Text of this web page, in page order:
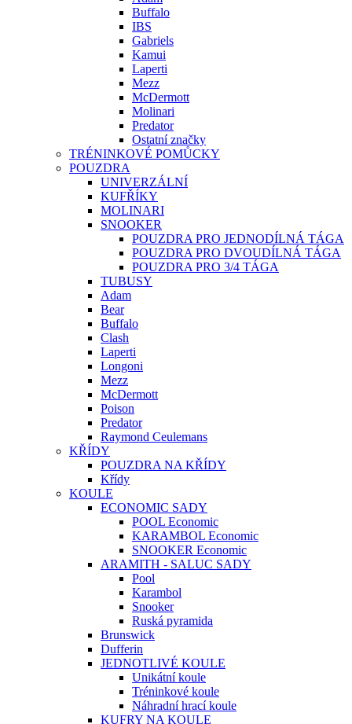
Buffalo
IBS
Gabriels
Kamui
Laperti
Mezz
McDermott
Molinari
Predator
Ostatní značky
TRÉNINKOVÉ POMŮCKY
POUZDRA
UNIVERZÁLNÍ
KUFŘÍKY
MOLINARI
SNOOKER
POUZDRA PRO JEDNODÍLNÁ TÁGA
POUZDRA PRO DVOUDÍLNÁ TÁGA
POUZDRA PRO 3/4 TÁGA
TUBUSY
Adam
Bear
Buffalo
Clash
Laperti
Longoni
Mezz
McDermott
Poison
Predator
Raymond Ceulemans
KŘÍDY
POUZDRA NA KŘÍDY
Křídy
KOULE
ECONOMIC SADY
POOL Economic
KARAMBOL Economic
SNOOKER Economic
ARAMITH - SALUC SADY
Pool
Karambol
Snooker
Ruská pyramida
Brunswick
Dufferin
JEDNOTLIVÉ KOULE
Unikátní koule
Tréninkové koule
Náhradní hrací koule
KUFRY NA KOULE